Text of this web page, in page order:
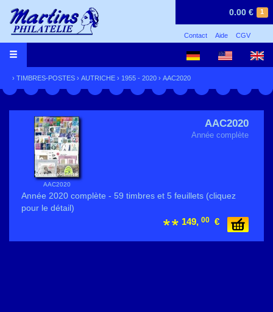
1
0.00 €
Contact Aide CGV
› TIMBRES-POSTES › AUTRICHE › 1955 - 2020 › AAC2020
AAC2020
AAC2020
Année complète
Année 2020 complète - 59 timbres et 5 feuillets (cliquez
pour le détail)
149, 00 €